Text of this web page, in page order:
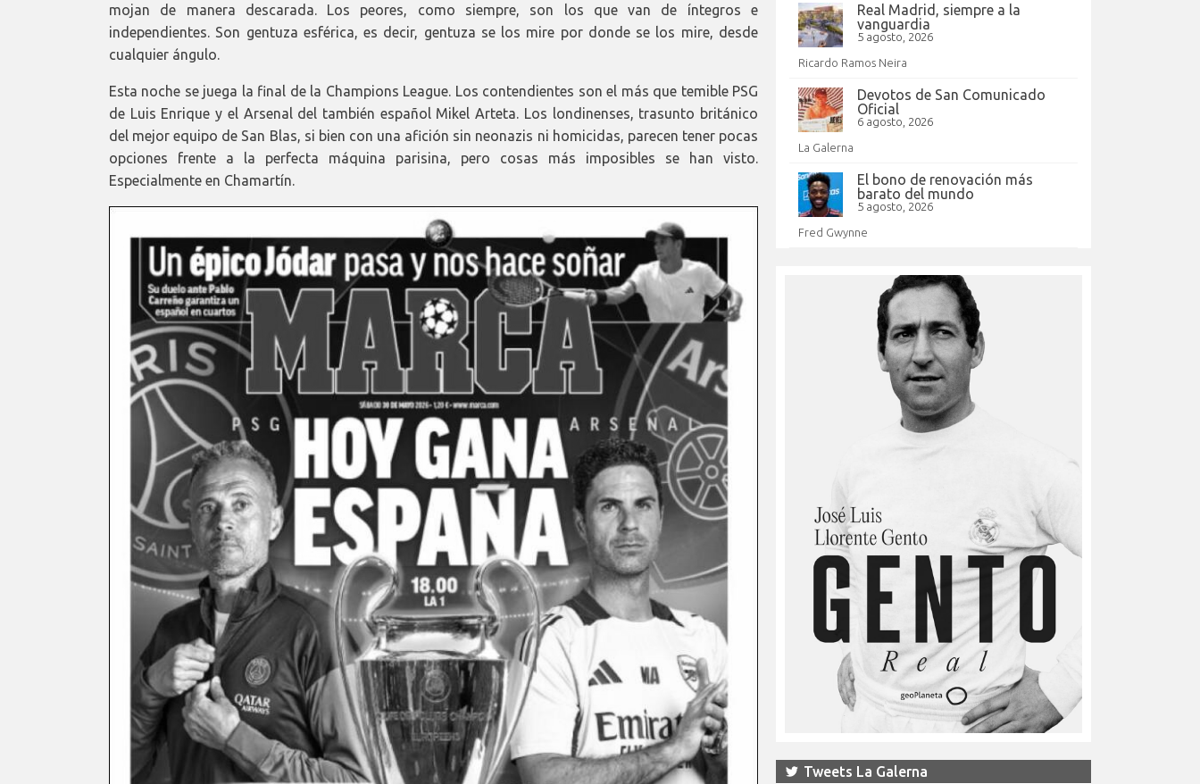
mojan de manera descarada. Los peores, como siempre, son los que van de íntegros e
independientes. Son gentuza esférica, es decir, gentuza se los mire por donde se los mire, desde
cualquier ángulo.
Esta noche se juega la final de la Champions League. Los contendientes son el más que temible PSG
de Luis Enrique y el Arsenal del también español Mikel Arteta. Los londinenses, trasunto británico
del mejor equipo de San Blas, si bien con una afición sin neonazis ni homicidas, parecen tener pocas
opciones frente a la perfecta máquina parisina, pero cosas más imposibles se han visto.
Especialmente en Chamartín.
Real Madrid, siempre a la
vanguardia
5 agosto, 2026
Ricardo Ramos Neira
Devotos de San Comunicado
Oficial
6 agosto, 2026
La Galerna
El bono de renovación más
barato del mundo
5 agosto, 2026
Fred Gwynne
Tweets La Galerna